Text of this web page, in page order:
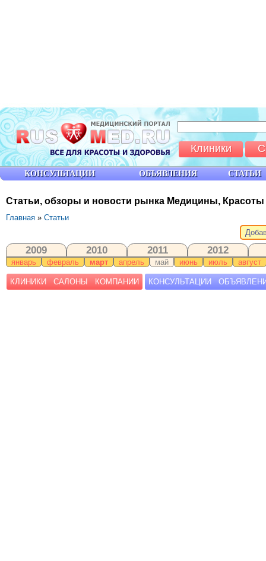
Статьи, обзоры и новости рынка Медицины,
Главная » Статьи
2009 2010 2011 2012
январь февраль март апрель май июнь июль август
КЛИНИКИ САЛОНЫ КОМПАНИИ КОНСУЛЬТАЦИИ
КОНСУЛЬТАЦИИ ОБЪЯВЛЕНИЯ СТАТЬИ
Клиники